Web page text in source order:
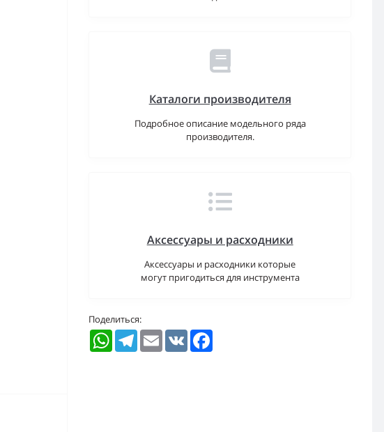
Каталоги производителя
Подробное описание модельного ряда
производителя.
Аксессуары и расходники
Аксессуары и расходники которые
могут пригодиться для инструмента
Поделиться:
WhatsAppTelegramEmail VK